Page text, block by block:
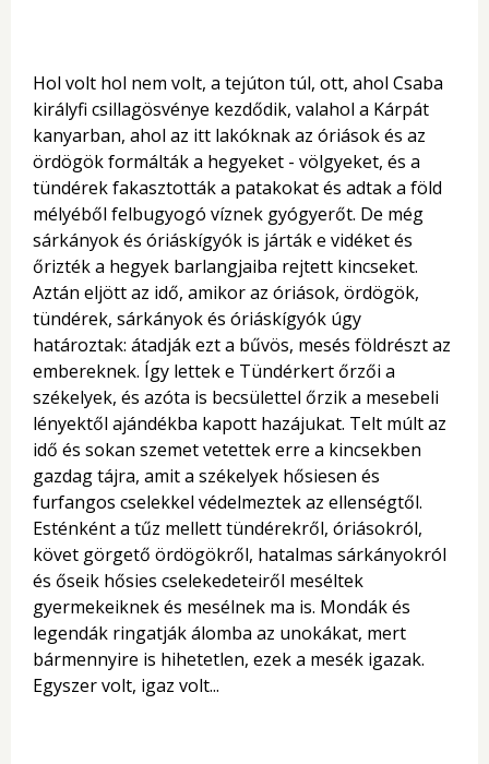
Hol volt hol nem volt, a tejúton túl, ott, ahol Csaba
királyfi csillagösvénye kezdődik, valahol a Kárpát
kanyarban, ahol az itt lakóknak az óriások és az
ördögök formálták a hegyeket - völgyeket, és a
tündérek fakasztották a patakokat és adtak a föld
mélyéből felbugyogó víznek gyógyerőt. De még
sárkányok és óriáskígyók is járták e vidéket és
őrizték a hegyek barlangjaiba rejtett kincseket.
Aztán eljött az idő, amikor az óriások, ördögök,
tündérek, sárkányok és óriáskígyók úgy
határoztak: átadják ezt a bűvös, mesés földrészt az
embereknek. Így lettek e Tündérkert őrzői a
székelyek, és azóta is becsülettel őrzik a mesebeli
lényektől ajándékba kapott hazájukat. Telt múlt az
idő és sokan szemet vetettek erre a kincsekben
gazdag tájra, amit a székelyek hősiesen és
furfangos cselekkel védelmeztek az ellenségtől.
Esténként a tűz mellett tündérekről, óriásokról,
követ görgető ördögökről, hatalmas sárkányokról
és őseik hősies cselekedeteiről meséltek
gyermekeiknek és mesélnek ma is. Mondák és
legendák ringatják álomba az unokákat, mert
bármennyire is hihetetlen, ezek a mesék igazak.
Egyszer volt, igaz volt...